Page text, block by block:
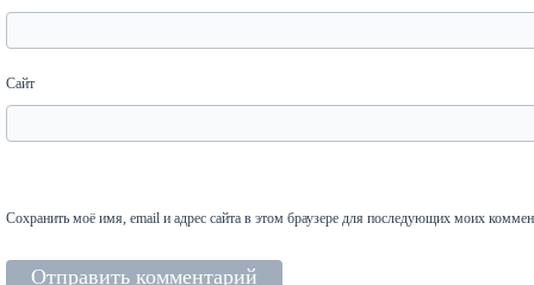
Сайт
Сохранить моё имя, email и адрес сайта в этом браузере для последующих моих